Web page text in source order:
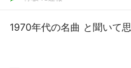
1970年代の名曲 と聞いて